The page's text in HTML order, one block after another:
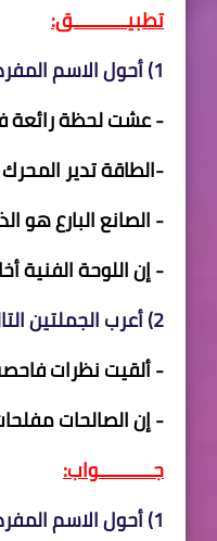
تطبيــــــــــق:
1) أحول الاسم المفرد في الجمل التالية إلى الجمع المؤنث السالم مع الشكل :
- عشت لحظة رائعة
-الطاقة تدير
- الصانع البارع هو
- إن اللوحة الفنية
2) أعرب الجملتين
- ألقيت نظرات
- إن الصالحات
جــــــــــواب:
1) أحول الاسم المفرد في الجمل التالية إلى الجمع المؤنث السالم مع الشكل :